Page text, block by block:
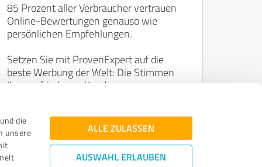
die
unsere
ALLE ZULASSEN
AUSWAHL ERLAUBEN
85 Prozent aller Verbraucher vertrauen
Online-Bewertungen genauso wie
persönlichen Empfehlungen.
Setzen Sie mit ProvenExpert auf die
beste Werbung der Welt: Die Stimmen
Ihrer zufriedenen Kunden.
Jetzt kostenlos starten